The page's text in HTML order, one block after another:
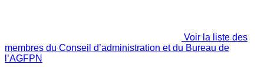
Voir la liste des
membres du Conseil d’administration et du Bureau de
l’AGFPN